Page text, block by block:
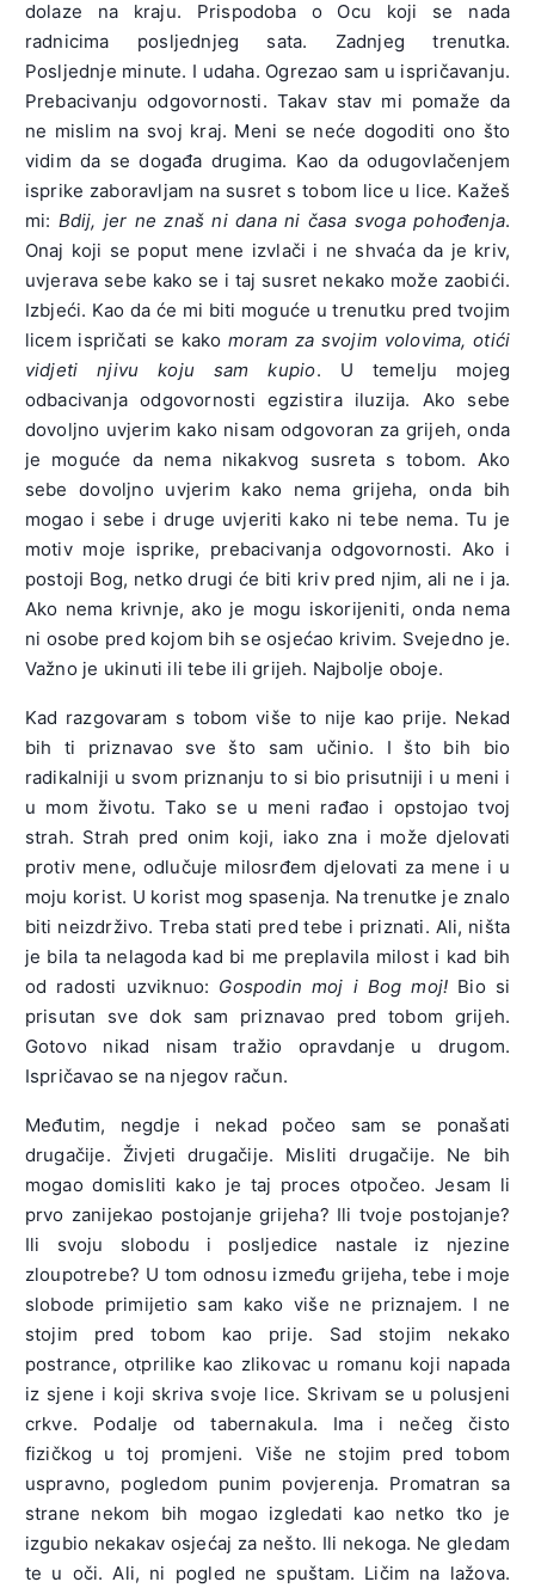
dolaze na kraju. Prispodoba o Ocu koji se nada
radnicima posljednjeg sata. Zadnjeg trenutka.
Posljednje minute. I udaha. Ogrezao sam u ispričavanju.
Prebacivanju odgovornosti. Takav stav mi pomaže da
ne mislim na svoj kraj. Meni se neće dogoditi ono što
vidim da se događa drugima. Kao da odugovlačenjem
isprike zaboravljam na susret s tobom lice u lice. Kažeš
mi: Bdij, jer ne znaš ni dana ni časa svoga pohođenja.
Onaj koji se poput mene izvlači i ne shvaća da je kriv,
uvjerava sebe kako se i taj susret nekako može zaobići.
Izbjeći. Kao da će mi biti moguće u trenutku pred tvojim
licem ispričati se kakomoram za svojim volovima, otići
vidjeti njivu koju sam kupio. U temelju mojeg
odbacivanja odgovornosti egzistira iluzija. Ako sebe
dovoljno uvjerim kako nisam odgovoran za grijeh, onda
je moguće da nema nikakvog susreta s tobom. Ako
sebe dovoljno uvjerim kako nema grijeha, onda bih
mogao i sebe i druge uvjeriti kako ni tebe nema. Tu je
motiv moje isprike, prebacivanja odgovornosti. Ako i
postoji Bog, netko drugi će biti kriv pred njim, ali ne i ja.
Ako nema krivnje, ako je mogu iskorijeniti, onda nema
ni osobe pred kojom bih se osjećao krivim. Svejedno je.
Važno je ukinuti ili tebe ili grijeh. Najbolje oboje.
Kad razgovaram s tobom više to nije kao prije. Nekad
bih ti priznavao sve što sam učinio. I što bih bio
radikalniji u svom priznanju to si bio prisutniji i u meni i
u mom životu. Tako se u meni rađao i opstojao tvoj
strah. Strah pred onim koji, iako zna i može djelovati
protiv mene, odlučuje milosrđem djelovati za mene i u
moju korist. U korist mog spasenja. Na trenutke je znalo
biti neizdrživo. Treba stati pred tebe i priznati. Ali, ništa
je bila ta nelagoda kad bi me preplavila milost i kad bih
od radosti uzviknuo: Gospodin moj i Bog moj! Bio si
prisutan sve dok sam priznavao pred tobom grijeh.
Gotovo nikad nisam tražio opravdanje u drugom.
Ispričavao se na njegov račun.
Međutim, negdje i nekad počeo sam se ponašati
drugačije. Živjeti drugačije. Misliti drugačije. Ne bih
mogao domisliti kako je taj proces otpočeo. Jesam li
prvo zanijekao postojanje grijeha? Ili tvoje postojanje?
Ili svoju slobodu i posljedice nastale iz njezine
zloupotrebe? U tom odnosu između grijeha, tebe i moje
slobode primijetio sam kako više ne priznajem. I ne
stojim pred tobom kao prije. Sad stojim nekako
postrance, otprilike kao zlikovac u romanu koji napada
iz sjene i koji skriva svoje lice. Skrivam se u polusjeni
crkve. Podalje od tabernakula. Ima i nečeg čisto
fizičkog u toj promjeni. Više ne stojim pred tobom
uspravno, pogledom punim povjerenja. Promatran sa
strane nekom bih mogao izgledati kao netko tko je
izgubio nekakav osjećaj za nešto. Ili nekoga. Ne gledam
te u oči. Ali, ni pogled ne spuštam. Ličim na lažova.